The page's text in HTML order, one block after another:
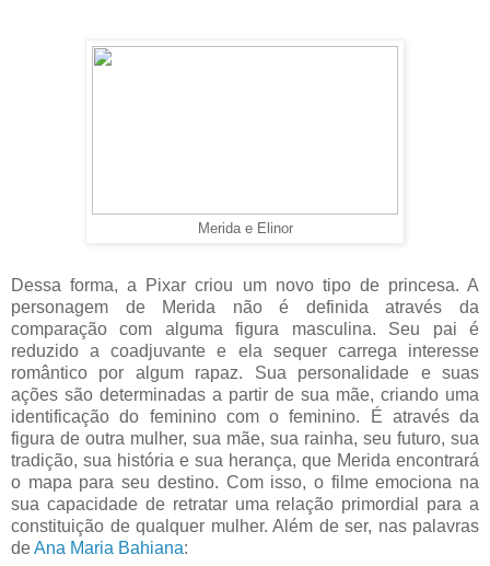
Merida e Elinor
Dessa forma, a Pixar criou um novo tipo de princesa. A
personagem de Merida não é definida através da
comparação com alguma figura masculina. Seu pai é
reduzido a coadjuvante e ela sequer carrega interesse
romântico por algum rapaz. Sua personalidade e suas
ações são determinadas a partir de sua mãe, criando uma
identificação do feminino com o feminino. É através da
figura de outra mulher, sua mãe, sua rainha, seu futuro, sua
tradição, sua história e sua herança, que Merida encontrará
o mapa para seu destino. Com isso, o filme emociona na
sua capacidade de retratar uma relação primordial para a
constituição de qualquer mulher. Além de ser, nas palavras
deAna Maria Bahiana: